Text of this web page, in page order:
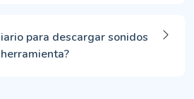
para descargar sonidos